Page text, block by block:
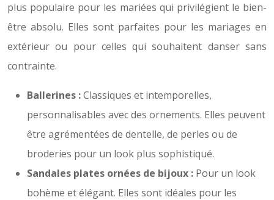
plus populaire pour les mariées qui privilégient le bien-
être absolu. Elles sont parfaites pour les mariages en
extérieur ou pour celles qui souhaitent danser sans
contrainte.
Ballerines :Classiques et intemporelles,
personnalisables avec des ornements. Elles peuvent
être agrémentées de dentelle, de perles ou de
broderies pour un look plus sophistiqué.
Sandales plates ornées de bijoux : Pour un look
bohème et élégant. Elles sont idéales pour les